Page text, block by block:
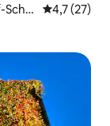
Schö
Средна
4,7 (27)